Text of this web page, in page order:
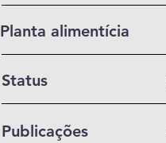
Planta alimentícia
Status
Publicações